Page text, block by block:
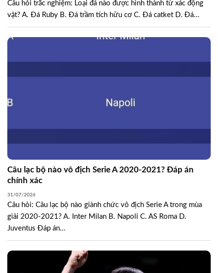
Câu hỏi trắc nghiệm: Loại đá nào được hình thành từ xác động
vật? A. Đá Ruby B. Đá trầm tích hữu cơ C. Đá catket D. Đá...
Câu lạc bộ nào vô địch Serie A 2020-2021? Đáp án
chính xác
31/07/2026
Câu hỏi: Câu lạc bộ nào giành chức vô địch Serie A trong mùa
giải 2020-2021? A. Inter Milan B. Napoli C. AS Roma D.
Juventus Đáp án...